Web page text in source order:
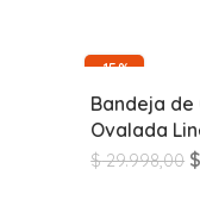
-15%
Bandeja
Ovalada
$29.998,00 $